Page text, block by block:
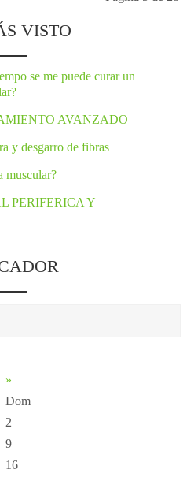
VISTO
se me puede curar un
AVANZADO
y desgarro de fibras
muscular?
PERIFERICA Y
»
Dom
2
9
16